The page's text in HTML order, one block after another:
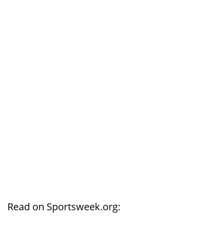
Read on Sportsweek.org: